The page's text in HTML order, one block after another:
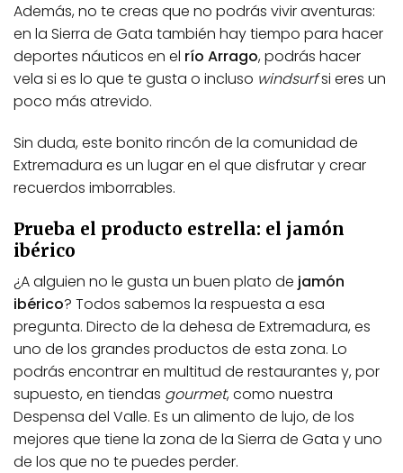
Además, no te creas que no podrás vivir aventuras:
en la Sierra de Gata también hay tiempo para hacer
deportes náuticos en el río Arrago, podrás hacer
vela si es lo que te gusta o incluso windsurfsi eres un
poco más atrevido.
Sin duda, este bonito rincón de la comunidad de
Extremadura es un lugar en el que disfrutar y crear
recuerdos imborrables.
Prueba el producto estrella: el jamón
ibérico
¿A alguien no le gusta un buen plato de jamón
ibérico? Todos sabemos la respuesta a esa
pregunta. Directo de la dehesa de Extremadura, es
uno de los grandes productos de esta zona. Lo
podrás encontrar en multitud de restaurantes y, por
supuesto, en tiendas gourmet, como nuestra
Despensa del Valle. Es un alimento de lujo, de los
mejores que tiene la zona de la Sierra de Gata y uno
de los que no te puedes perder.